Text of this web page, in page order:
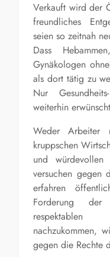
Verkauft wird der
freundliches
seien so zeitnah
Dass
Gynäkologen
als dort tätig zu
Nur
weiterhin
Weder Arbeiter
kruppschen
und
versuchen gegen
erfahren
Forderung der
nachzukommen,
gegen die Rechte